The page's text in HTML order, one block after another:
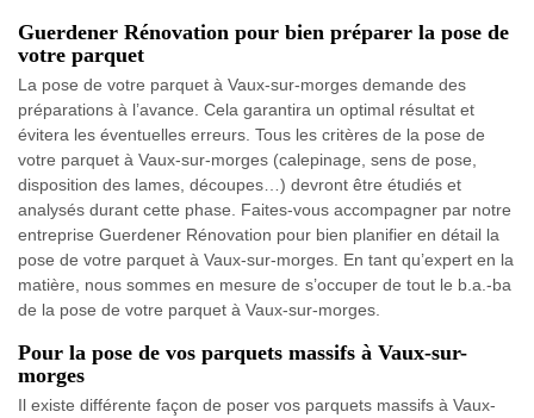
Guerdener Rénovation pour bien préparer la pose de
votre parquet
La pose de votre parquet à Vaux-sur-morges demande des
préparations à l’avance. Cela garantira un optimal résultat et
évitera les éventuelles erreurs. Tous les critères de la pose de
votre parquet à Vaux-sur-morges (calepinage, sens de pose,
disposition des lames, découpes…) devront être étudiés et
analysés durant cette phase. Faites-vous accompagner par notre
entreprise Guerdener Rénovation pour bien planifier en détail la
pose de votre parquet à Vaux-sur-morges. En tant qu’expert en la
matière, nous sommes en mesure de s’occuper de tout le b.a.-ba
de la pose de votre parquet à Vaux-sur-morges.
Pour la pose de vos parquets massifs à Vaux-sur-
morges
Il existe différente façon de poser vos parquets massifs à Vaux-